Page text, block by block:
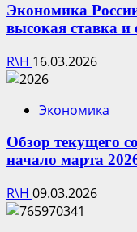
Экономика
высокая ставка и
R\H 16.03.2026
Экономика
Обзор текущего
начало марта
R\H 09.03.2026